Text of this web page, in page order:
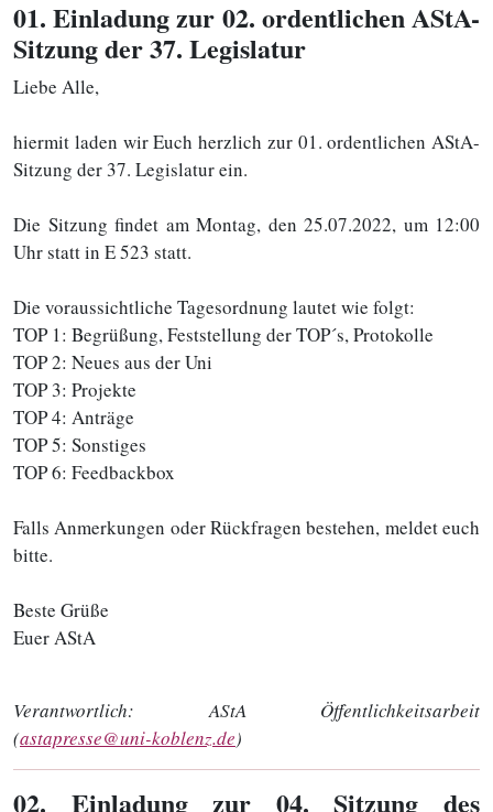
01. Einladung zur 02. ordentlichen AStA-
Sitzung der 37. Legislatur
Liebe Alle,
hiermit laden wir Euch herzlich zur 01. ordentlichen AStA-
Sitzung der 37. Legislatur ein.
Die Sitzung findet am Montag, den 25.07.2022, um 12:00
Uhr statt in E 523 statt.
Die voraussichtliche Tagesordnung lautet wie folgt:
TOP 1: Begrüßung, Feststellung der TOP´s, Protokolle
TOP 2: Neues aus der Uni
TOP 3: Projekte
TOP 4: Anträge
TOP 5: Sonstiges
TOP 6: Feedbackbox
Falls Anmerkungen oder Rückfragen bestehen, meldet euch
bitte.
Beste Grüße
Euer AStA
Verantwortlich: AStA Öffentlichkeitsarbeit
(astapresse@uni-koblenz.de)
02. Einladung zur 04. Sitzung des